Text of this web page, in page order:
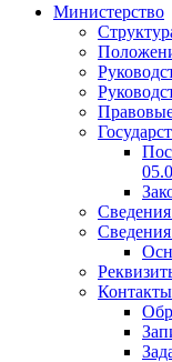
Министерство
Контакты